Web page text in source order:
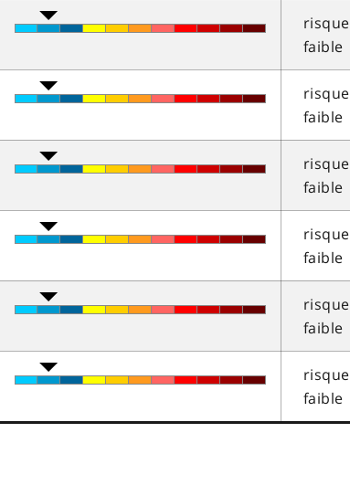
risque
faible
risque
faible
risque
faible
risque
faible
risque
faible
risque
faible